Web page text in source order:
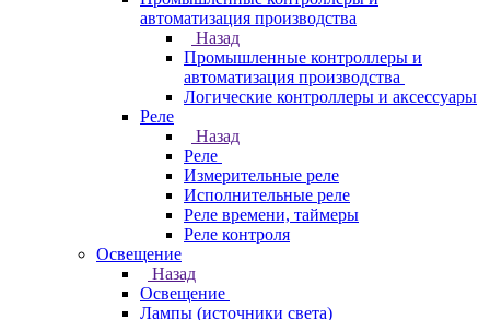
автоматизация производства
Назад
Промышленные контроллеры и
автоматизация производства
Логические контроллеры и аксессуары
Реле
Назад
Реле
Измерительные реле
Исполнительные реле
Реле времени, таймеры
Реле контроля
Освещение
Назад
Освещение
Лампы (источники света)